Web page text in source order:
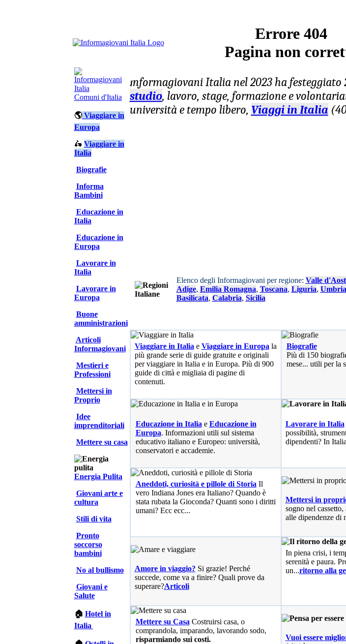
Errore 404
Pagina non
Comuni d'Italia
🌎Viaggiare in
Europa
🛵 Viaggiare in
Italia
Biografie
Informa
Bambini
Educazione in
Italia
Educazione in
Europa
Lavorare in
Italia
Lavorare in
Europa
Buone
amministrazioni
Articoli
Informagiovani
Mestieri e
Professioni
Mettersi in
Proprio
Idee
imprenditoriali
Mettere su casa
Energia Pulita
Giovani arte e
cultura
Stili di vita
Pronto
soccorso
bambini
No al bullismo
Giovani e
Salute
🏠 Hotel in
Italia
InformagiovaniItalia nel 2023 ha festeggiato
studio, lavoro, stage, formazione e
università e tempo libero, Viaggi in Italia
Elenco degli Informagiovani per regione: Valle
Adige, Emilia Romagna, Toscana, Liguria, Umbria
Basilicata, Calabria, Sicilia
Viaggiare in Italia e Viaggiare in Europa la
più grande serie di guide gratuite e originali
per viaggiare in Italia e in Europa. Più di 900
guide di città e migliaia di pagine di
contenuti.
Biografie
Più di 150
mese... utili per la
Educazione in Italia e Educazione in
Europa. Informazioni utili sul sistema
educativo italiano e Europeo: università,
conservatori e accademie.
Lavorare in Italia
possibilità,
dipendenti? In
Aneddoti, curiosità e pillole di Storia Il
vero Indiana Jones era Italiano? Quando è
stata rubata la Gioconda? Quanti sono i diritti
umani? Ecc ecc...
Mettersi in
sogno nel
alle dipendenze di
Amore in viaggio? Si grazie! Perché
succede, come va a finire? Quali prove da
superare?Articoli
In piena crisi, i
serenità e paura.
un...ritorno alla
Mettere su Casa Costruirsi casa, o
comprandola, imparando, lavorando sodo,
risparmiando sui costi.
Vuoi essere